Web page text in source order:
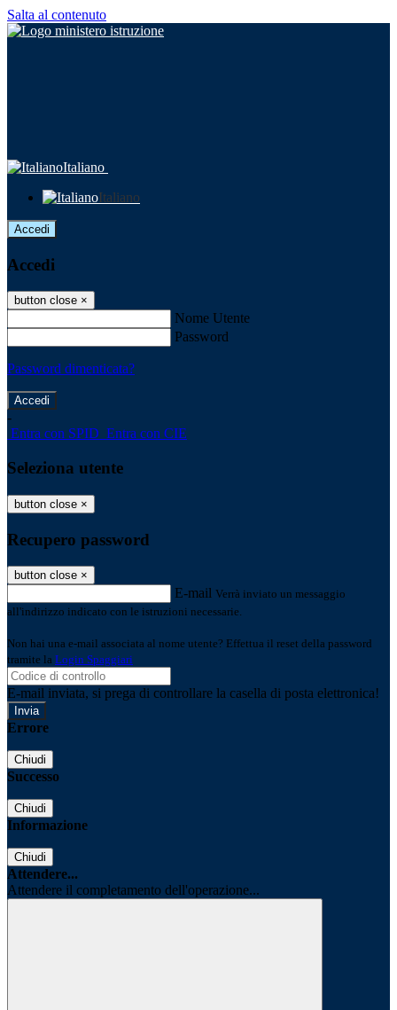
Salta al contenuto
Italiano
Italiano
Accedi
Accedi
button close ×
Nome Utente
Password
Password dimenticata?
-
Entra con SPID Entra con CIE
Seleziona utente
button close ×
Recupero password
button close ×
E-mail Verrà inviato un messaggio
all'indirizzo indicato con le istruzioni necessarie.
Non hai una e-mail associata al nome utente? Effettua il reset della password
tramite la Login Spaggiari
E-mail inviata, si prega di controllare la casella di posta elettronica!
Errore
Chiudi
Successo
Chiudi
Informazione
Chiudi
Attendere...
Attendere il completamento dell'operazione...